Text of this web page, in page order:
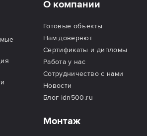
О компании
Готовые объекты
Нам доверяют
Сертификаты и дипломы
Работа у нас
Сотрудничество с нами
Новости
Блог idn500.ru
Монтаж